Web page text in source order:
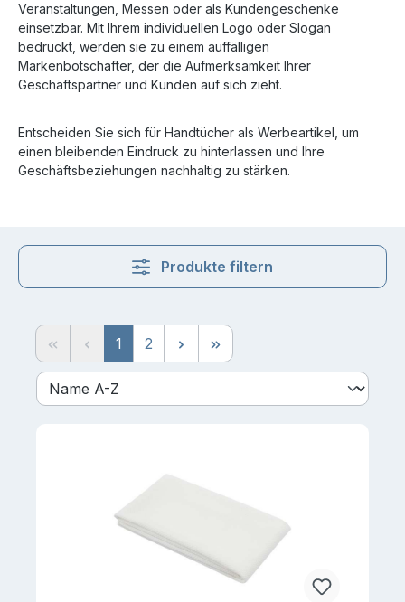
Veranstaltungen, Messen oder als Kundengeschenke
einsetzbar. Mit Ihrem individuellen Logo oder Slogan
bedruckt, werden sie zu einem auffälligen
Markenbotschafter, der die Aufmerksamkeit Ihrer
Geschäftspartner und Kunden auf sich zieht.
Entscheiden Sie sich für Handtücher als Werbeartikel, um
einen bleibenden Eindruck zu hinterlassen und Ihre
Geschäftsbeziehungen nachhaltig zu stärken.
Produkte filtern
Seite
1 Seite
2